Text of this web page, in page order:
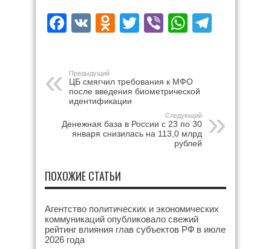
Facebook
VK Odnoklassniki
Twitter
Viber
Предыдущий
ЦБ смягчил требования к МФО
после введения биометрической
идентификации
Следующий
Денежная база в России с 23 по 30
января снизилась на 113,0 млрд
рублей
ПОХОЖИЕ СТАТЬИ
Агентство политических и экономических
коммуникаций опубликовало свежий
рейтинг влияния глав субъектов РФ в июле
2026 года